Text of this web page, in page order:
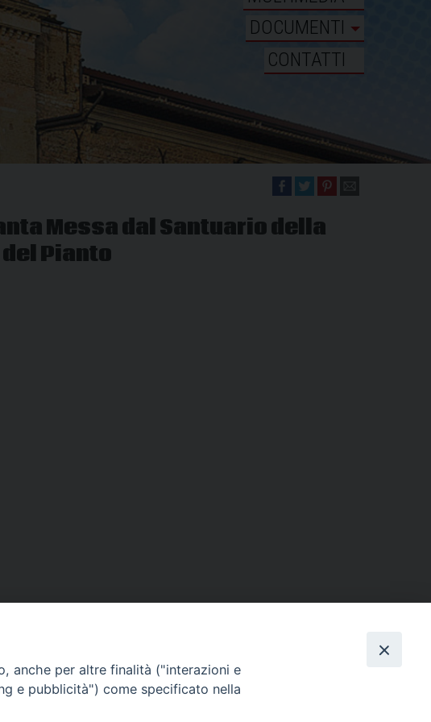
DOCUMENTI
CONTATTI
Messa dal Santuario della
Pianto
PERSONE VITA CONSACRATA
anche per altre finalità ("interazioni e
e pubblicità") come specificato nella